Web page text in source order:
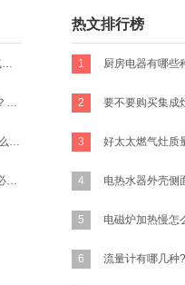
空气炸锅调时间的按钮坏了怎么办?空气炸锅的时间转扭不归零咋办？
冻鸡排怎么用空气炸锅炸？需要刷油吗？怎么做才好吃有味道？买新鲜的鸡胸肉的话怎么做？
松下微波炉要解锁方法有哪些？ 具体怎么操作？
空气炸锅用锡纸还是锡箔纸？空气炸锅必须要放锡纸吗?
热文排行榜
1 厨房电器有哪些
2 要不要购买集成
3
4
5
6 流量计有哪几种